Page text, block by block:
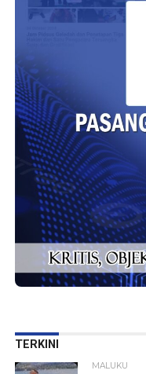
TERKINI
MALUKU